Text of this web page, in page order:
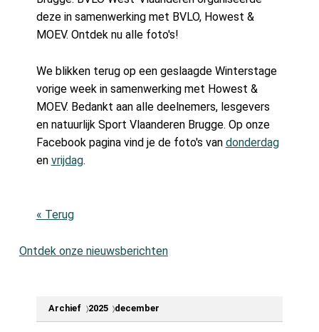
deze in samenwerking met BVLO, Howest &
MOEV. Ontdek nu alle foto's!
We blikken terug op een geslaagde Winterstage
vorige week in samenwerking met Howest &
MOEV. Bedankt aan alle deelnemers, lesgevers
en natuurlijk Sport Vlaanderen Brugge. Op onze
Facebook pagina vind je de foto's van donderdag
en vrijdag.
« Terug
Ontdek onze nieuwsberichten
Archief 2025 december